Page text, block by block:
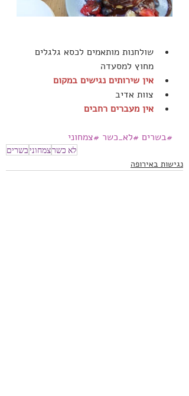
שולחנות מותאמים לכסא גלגלים
מחוץ למסעדה
אין שירותים נגישים במקום
צוות אדיב
אין מעברים רחבים
#בשרים #לא_כשר #צמחוני
לא כשרצמחוניבשרים
נגישות באירופה